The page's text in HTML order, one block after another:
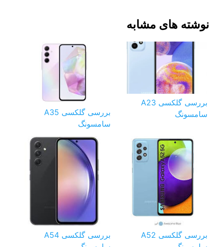
نوشته های مشابه
بررسی گلکسی A23
سامسونگ
بررسی گلکسی A35
سامسونگ
بررسی گلکسی A52
بررسی گلکسی A54